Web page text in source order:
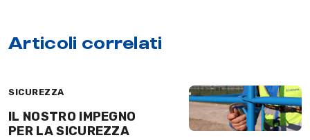
Articoli correlati
SICUREZZA
IL NOSTRO IMPEGNO
PER LA SICUREZZA